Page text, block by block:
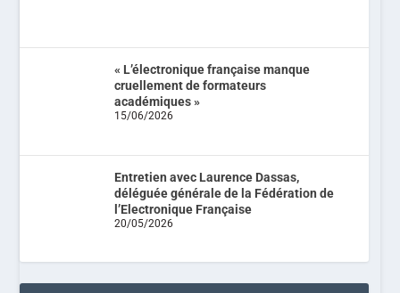
« L’électronique française manque
cruellement de formateurs
académiques »
15/06/2026
Entretien avec Laurence Dassas,
déléguée générale de la Fédération de
l’Electronique Française
20/05/2026